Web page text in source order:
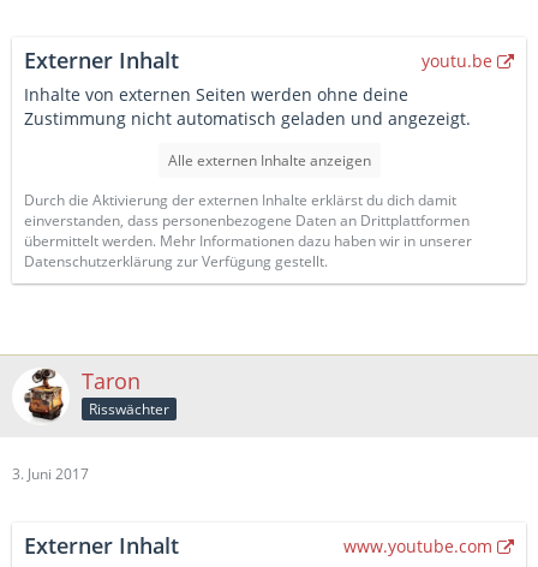
Externer Inhalt
youtu.be
Inhalte von externen Seiten werden ohne deine
Zustimmung nicht automatisch geladen und angezeigt.
Alle externen Inhalte anzeigen
Durch die Aktivierung der externen Inhalte erklärst du dich damit
einverstanden, dass personenbezogene Daten an Drittplattformen
übermittelt werden. Mehr Informationen dazu haben wir in unserer
Datenschutzerklärung zur Verfügung gestellt.
Taron
Risswächter
3. Juni 2017
Externer Inhalt
www.youtube.com